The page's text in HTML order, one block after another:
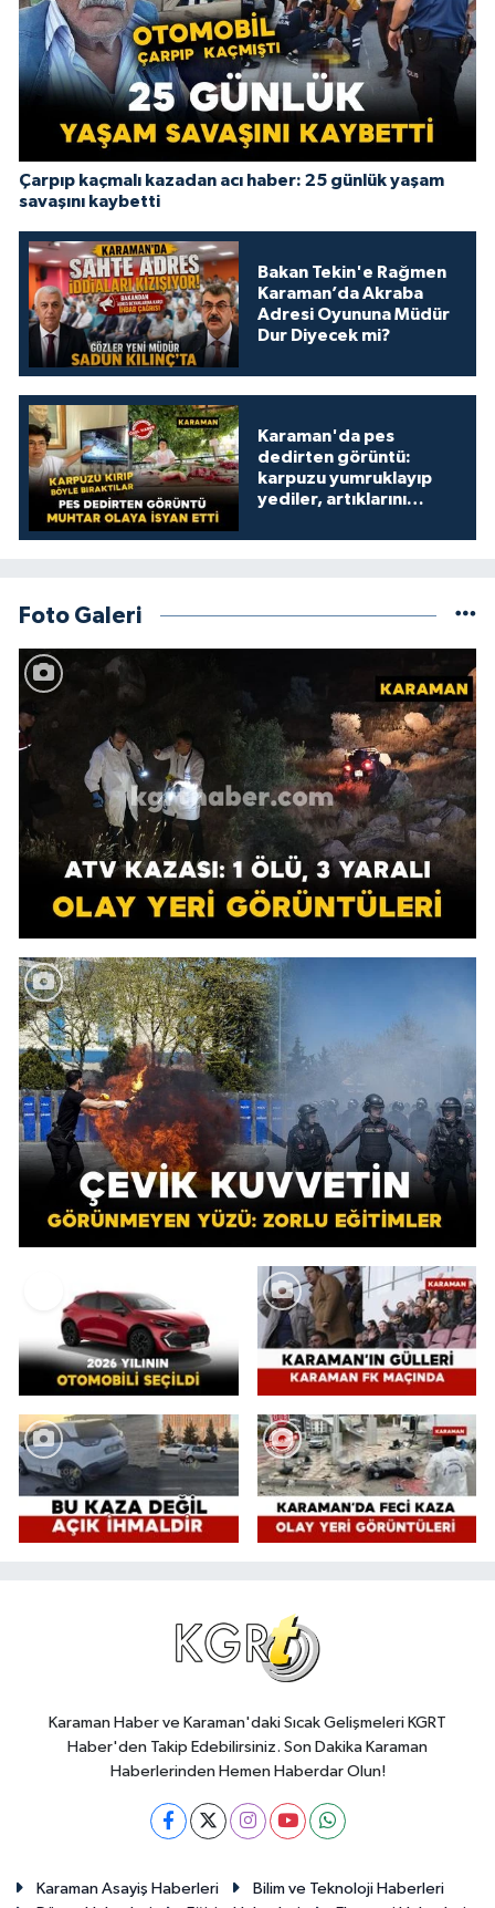
Çarpıp kaçmalı kazadan acı haber: 25 günlük yaşam
savaşını kaybetti
Bakan Tekin'e Rağmen
Karaman’da Akraba
Adresi Oyununa Müdür
Dur Diyecek mi?
Karaman'da pes
dedirten görüntü:
karpuzu yumruklayıp
yediler, artıklarını
Foto Galeri
Karaman Haber ve Karaman'daki Sıcak Gelişmeleri KGRT
Haber'den Takip Edebilirsiniz. Son Dakika Karaman
Haberlerinden Hemen Haberdar Olun!
Karaman Asayiş Haberleri
Bilim ve Teknoloji Haberleri